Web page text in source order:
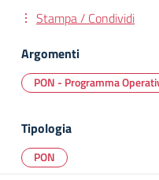
Stampa / Condividi
Argomenti
PON - Programma
Tipologia
PON